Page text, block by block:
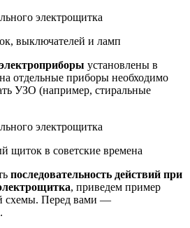
выключателей и ламп
установлены в
отдельные приборы необходимо
УЗО (например, стиральные
щиток в советские времена
последовательность действий при
щитка, приведем пример
схемы. Перед вами —